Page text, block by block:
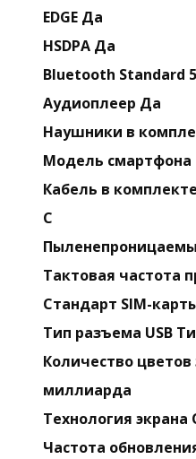
EDGE Да
HSDPA Да
Bluetooth Standard
Аудиоплеер Да
Наушники в
Модель смартфона
Кабель в
C
Тактовая частота
Стандарт SIM-
Тип разъема USB
Количество цветов
миллиарда
Технология экрана
Частота